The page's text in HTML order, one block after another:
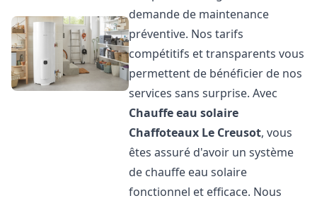
demande de maintenance
préventive. Nos tarifs
compétitifs et transparents vous
permettent de bénéficier de nos
services sans surprise. Avec
Chauffe eau solaire
Chaffoteaux Le Creusot, vous
êtes assuré d'avoir un système
de chauffe eau solaire
fonctionnel et efficace. Nous